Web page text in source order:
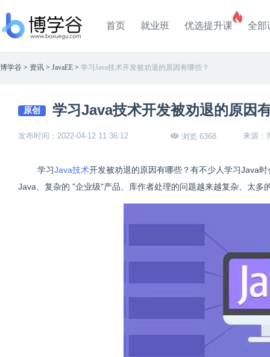
首页 就业班 优选提升课 全部
博学谷 > 资讯 > JavaEE > 学习Java技术开发被劝退的原因有哪些？
原创 学习Java技术开发被劝退的原因
发布时间：2022-04-12 11:36:12 浏览 6368 来源：
学习Java技术开发被劝退的原因有哪些？有不少人学习Java
Java、复杂的 "企业级"产品、库作者处理的问题越来越复杂、太多